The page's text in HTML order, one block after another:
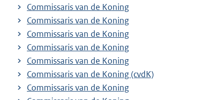
Commissaris van de Koning
Commissaris van de Koning
Commissaris van de Koning
Commissaris van de Koning
Commissaris van de Koning
Commissaris van de Koning (cvdK)
Commissaris van de Koning